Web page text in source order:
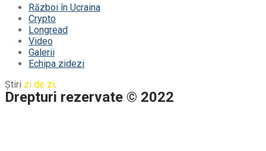
Război în Ucraina
Crypto
Longread
Video
Galerii
Echipa zidezi
Știri zi de zi.
Drepturi rezervate © 2022